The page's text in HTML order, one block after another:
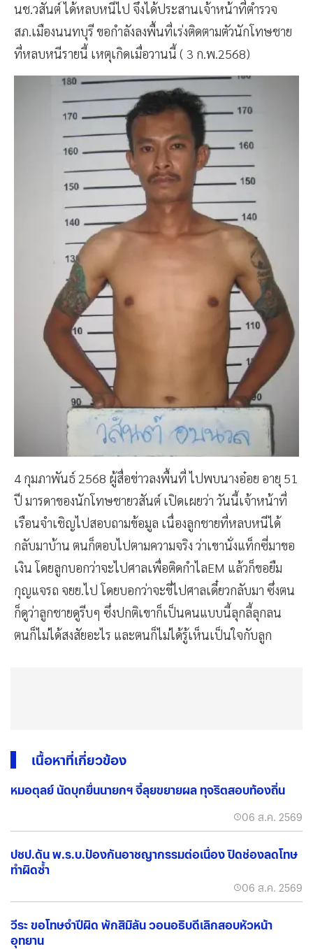
นช.วสันต์ ได้หลบหนีไป จึงได้ประสานเจ้าหน้าที่ตำรวจ
สภ.เมืองนนทบุรี ขอกำลังลงพื้นที่เร่งติดตามตัวนักโทษชาย
ที่หลบหนีรายนี้ เหตุเกิดเมื่อวานนี้ ( 3 ก.พ.2568)
4 กุมภาพันธ์ 2568 ผู้สื่อข่าวลงพื้นที่ ไปพบนางอ๋อย อายุ 51
ปี มารดาของนักโทษชายวสันต์ เปิดเผยว่า วันนี้เจ้าหน้าที่
เรือนจำเชิญไปสอบถามข้อมูล เนื่องลูกชายที่หลบหนีได้
กลับมาบ้าน ตนก็ตอบไปตามความจริง ว่าเขานั่งแท็กซี่มาขอ
เงิน โดยลูกบอกว่าจะไปศาลเพื่อติดกำไลEM แล้วก็ขอยืม
กุญแจรถ จยย.ไป โดยบอกว่าจะขี่ไปศาลเดี๋ยวกลับมา ซึ่งตน
ก็ดูว่าลูกชายดูรีบๆ ซึ่งปกติเขาก็เป็นคนแบบนี้ลุกลี้ลุกลน
ตนก็ไม่ได้สงสัยอะไร และตนก็ไม่ได้รู้เห็นเป็นใจกับลูก
เนื้อหาที่เกี่ยวข้อง
หมอตุลย์ นัดบุกยื่นนายกฯ จี้ลุยขยายผล ทุจริตสอบท้องถิ่น
06 ส.ค. 2569
ปชป.ดัน พ.ร.บ.ป้องกันอาชญากรรมต่อเนื่อง ปิดช่องลดโทษ
ทำผิดซ้ำ
06 ส.ค. 2569
วีระ ขอโทษจำปีผิด พักสิมิลัน วอนอธิบดีเลิกสอบหัวหน้า
อุทยาน